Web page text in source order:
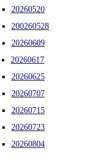
20260520
200260528
20260609
20260617
20260625
20260707
20260715
20260723
20260804